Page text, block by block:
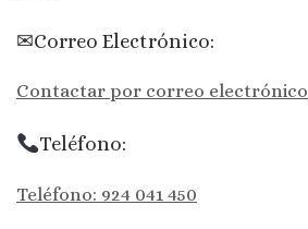
✉Correo Electrónico:
Contactar por correo electrónico
Teléfono:
Teléfono: 924 041 450